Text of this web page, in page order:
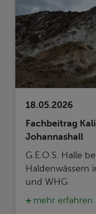
18.05.2026
Fachbeitrag
Johannashall
G.E.O.S. Halle
Haldenwässern
und WHG
mehr erfahren